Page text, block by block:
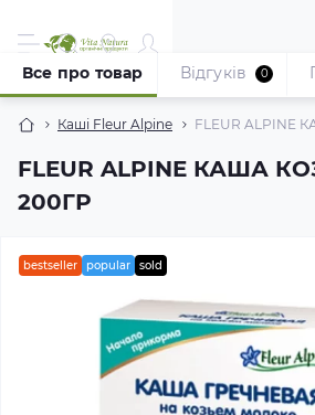
Каші Fleur Alpine FLEUR ALPINE
FLEUR ALPINE КАША
200ГР
Все про товар Відгуків 0
bestseller popular sold